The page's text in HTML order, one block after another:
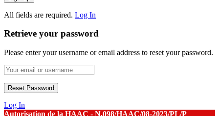
All fields are required. Log In
Retrieve your password
Please enter your username or email address to reset your password.
Log In
Autorisation de la HAAC - N.098/HAAC/08-2023/PL/P